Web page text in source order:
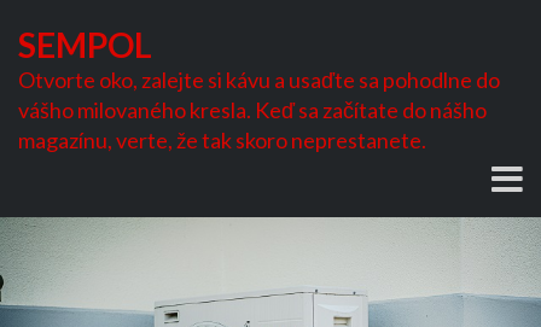
content
SEMPOL
Otvorte oko, zalejte si kávu a usaďte sa pohodlne do
vášho milovaného kresla. Keď sa začítate do nášho
magazínu, verte, že tak skoro neprestanete.